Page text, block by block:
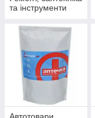
та інструменти